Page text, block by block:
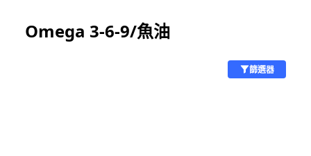
Omega 3-6-9/魚油
篩選器